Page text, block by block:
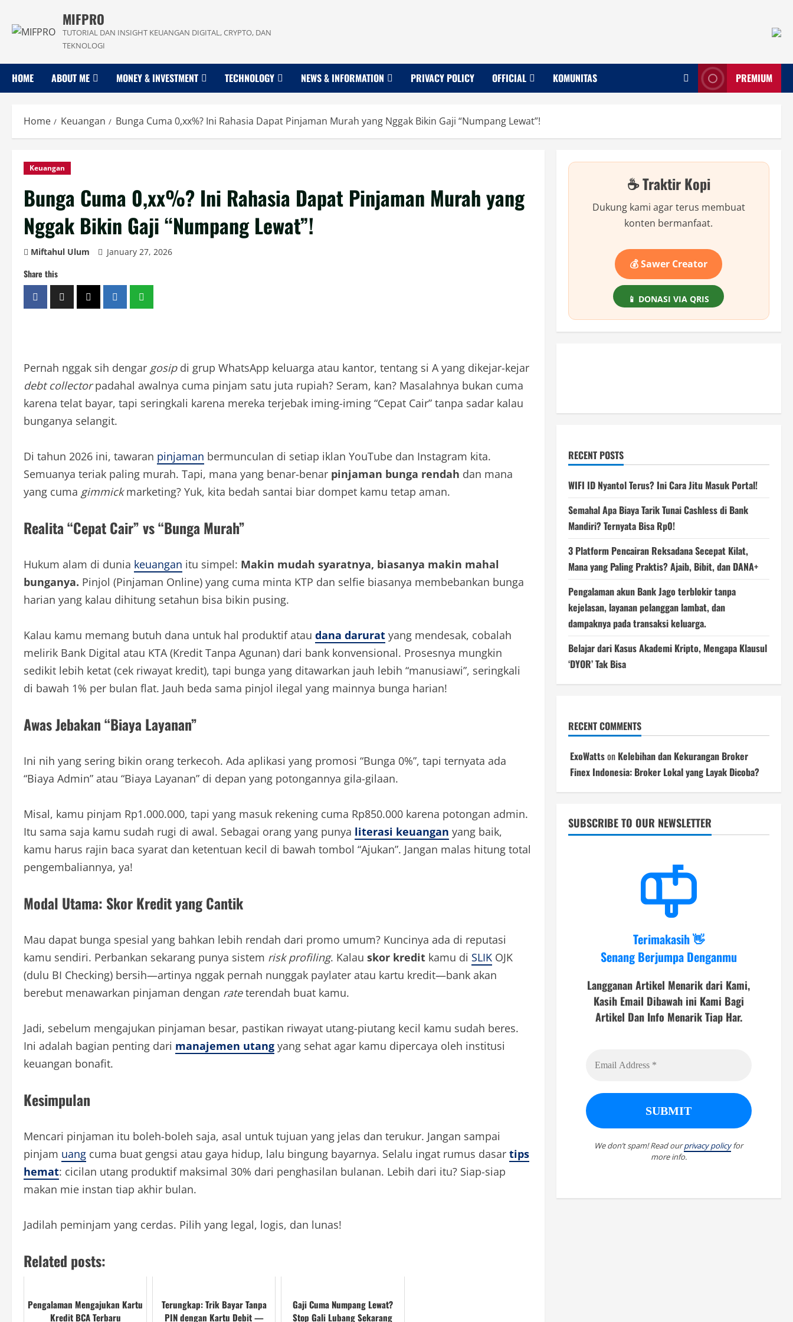
content
MIFPRO
TUTORIAL DAN INSIGHT KEUANGAN DIGITAL, CRYPTO, DAN
TEKNOLOGI
HOME ABOUT ME MONEY & INVESTMENT TECHNOLOGY NEWS & INFORMATION PRIVACY POLICY OFFICIAL KOMUNITAS PREMIUM
Home Keuangan Bunga Cuma 0,xx%? Ini Rahasia Dapat Pinjaman Murah yang Nggak Bikin Gaji “Numpang Lewat”!
Keuangan
Bunga Cuma 0,xx%? Ini Rahasia Dapat Pinjaman Murah yang
Nggak Bikin Gaji “Numpang Lewat”!
Miftahul Ulum January 27, 2026
Share this
Pernah nggak sih dengar gosipdi grup WhatsApp keluarga atau kantor, tentang si A yang dikejar-kejar
debt collectorpadahal awalnya cuma pinjam satu juta rupiah? Seram, kan? Masalahnya bukan cuma
karena telat bayar, tapi seringkali karena mereka terjebak iming-iming “Cepat Cair” tanpa sadar kalau
bunganya selangit.
Di tahun 2026 ini, tawaran pinjaman bermunculan di setiap iklan YouTube dan Instagram kita.
Semuanya teriak paling murah. Tapi, mana yang benar-benar pinjaman bunga rendah dan mana
yang cuma gimmickmarketing? Yuk, kita bedah santai biar dompet kamu tetap aman.
Realita “Cepat Cair” vs “Bunga Murah”
Hukum alam di dunia keuangan itu simpel: Makin mudah syaratnya, biasanya makin mahal
bunganya. Pinjol (Pinjaman Online) yang cuma minta KTP dan selfie biasanya membebankan bunga
harian yang kalau dihitung setahun bisa bikin pusing.
Kalau kamu memang butuh dana untuk hal produktif atau dana darurat yang mendesak, cobalah
melirik Bank Digital atau KTA (Kredit Tanpa Agunan) dari bank konvensional. Prosesnya mungkin
sedikit lebih ketat (cek riwayat kredit), tapi bunga yang ditawarkan jauh lebih “manusiawi”, seringkali
di bawah 1% per bulan flat. Jauh beda sama pinjol ilegal yang mainnya bunga harian!
Awas Jebakan “Biaya Layanan”
Ini nih yang sering bikin orang terkecoh. Ada aplikasi yang promosi “Bunga 0%”, tapi ternyata ada
“Biaya Admin” atau “Biaya Layanan” di depan yang potongannya gila-gilaan.
Misal, kamu pinjam Rp1.000.000, tapi yang masuk rekening cuma Rp850.000 karena potongan admin.
Itu sama saja kamu sudah rugi di awal. Sebagai orang yang punya literasi keuangan yang baik,
kamu harus rajin baca syarat dan ketentuan kecil di bawah tombol “Ajukan”. Jangan malas hitung total
pengembaliannya, ya!
Modal Utama: Skor Kredit yang Cantik
Mau dapat bunga spesial yang bahkan lebih rendah dari promo umum? Kuncinya ada di reputasi
kamu sendiri. Perbankan sekarang punya sistem risk profiling. Kalau skor kredit kamu di SLIK OJK
(dulu BI Checking) bersih—artinya nggak pernah nunggak paylater atau kartu kredit—bank akan
berebut menawarkan pinjaman dengan rateterendah buat kamu.
Jadi, sebelum mengajukan pinjaman besar, pastikan riwayat utang-piutang kecil kamu sudah beres.
Ini adalah bagian penting dari manajemen utang yang sehat agar kamu dipercaya oleh institusi
keuangan bonafit.
Kesimpulan
Mencari pinjaman itu boleh-boleh saja, asal untuk tujuan yang jelas dan terukur. Jangan sampai
pinjam uang cuma buat gengsi atau gaya hidup, lalu bingung bayarnya. Selalu ingat rumus dasar tips
hemat: cicilan utang produktif maksimal 30% dari penghasilan bulanan. Lebih dari itu? Siap-siap
makan mie instan tiap akhir bulan.
Jadilah peminjam yang cerdas. Pilih yang legal, logis, dan lunas!
Related posts:
Pengalaman Mengajukan Kartu
Kredit BCA Terbaru
Terungkap: Trik Bayar Tanpa
PIN dengan Kartu Debit —
Gaji Cuma Numpang Lewat?
Stop Gali Lubang Sekarang
☕ Traktir Kopi
Dukung kami agar terus membuat
konten bermanfaat.
💰 Sawer Creator
📱 DONASI VIA QRIS
RECENT POSTS
WIFI ID Nyantol Terus? Ini Cara Jitu Masuk Portal!
Semahal Apa Biaya Tarik Tunai Cashless di Bank
Mandiri? Ternyata Bisa Rp0!
3 Platform Pencairan Reksadana Secepat Kilat,
Mana yang Paling Praktis? Ajaib, Bibit, dan DANA+
Pengalaman akun Bank Jago terblokir tanpa
kejelasan, layanan pelanggan lambat, dan
dampaknya pada transaksi keluarga.
Belajar dari Kasus Akademi Kripto, Mengapa Klausul
‘DYOR’ Tak Bisa
RECENT COMMENTS
ExoWattson Kelebihan dan Kekurangan Broker
Finex Indonesia: Broker Lokal yang Layak Dicoba?
SUBSCRIBE TO OUR NEWSLETTER
Terimakasih 👋
Senang Berjumpa Denganmu
Langganan Artikel Menarik dari Kami,
Kasih Email Dibawah ini Kami Bagi
Artikel Dan Info Menarik Tiap Har.
We don’t spam! Read ourprivacy policyfor
more info.